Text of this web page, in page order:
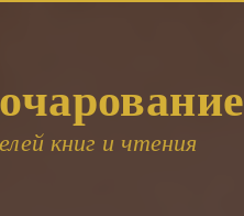
книг и чтения